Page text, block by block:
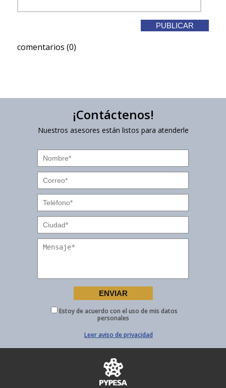
comentarios (0)
¡Contáctenos!
Nuestros asesores están listos para atenderle
Estoy de acuerdo con el uso de mis datos
personales
Leer aviso de privacidad